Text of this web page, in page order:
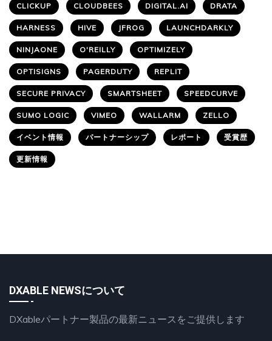
CLICKUP CLOUDBEES DIGITAL.AI DRATA
HARNESS HIVE JFROG LAUNCHDARKLY
NINJAONE O'REILLY OPTIMIZELY
OPTISIGNS PAGERDUTY REPLIT
SECURE PRIVACY SMARTSHEET SPEEDCURVE
SUMO LOGIC VIMEO WALLARM ZELLO
イベント情報 パートナーシップ レポート 受賞歴
更新情報
DXABLE NEWSについて
DXableパートナー製品の最新ニュースをご提供します